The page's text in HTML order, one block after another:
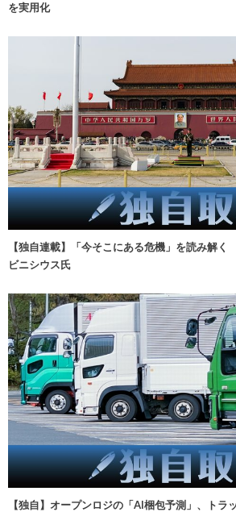
を実用化
【独自連載】「今そこにある危機」を読み解
ビニシウス氏
【独自】オープンロジの「AI梱包予測」、トラ